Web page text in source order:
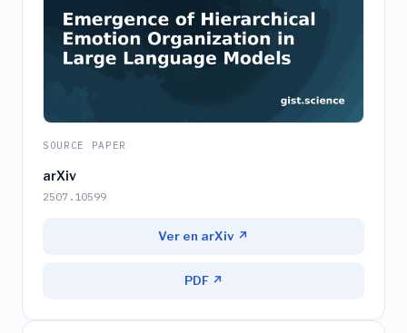
SOURCE PAPER
arXiv
2507.10599
Ver en arXiv ↗
PDF ↗